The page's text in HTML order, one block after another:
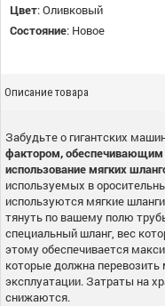
Цвет:Оливковый
Состояние: Новое
Описание товара
Забудьте о гигантских
фактором,
использование мягких
используемых в
используются мягкие
тянуть по вашему полю
специальный шланг, вес
этому обеспечивается
которые должна
эксплуатации. Затраты на
снижаются.